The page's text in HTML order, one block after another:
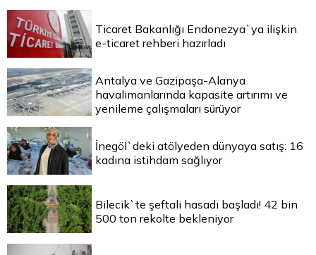
Ticaret Bakanlığı Endonezya`ya ilişkin
e-ticaret rehberi hazırladı
Antalya ve Gazipaşa-Alanya
havalimanlarında kapasite artırımı ve
yenileme çalışmaları sürüyor
İnegöl`deki atölyeden dünyaya satış: 16
kadına istihdam sağlıyor
Bilecik`te şeftali hasadı başladı! 42 bin
500 ton rekolte bekleniyor